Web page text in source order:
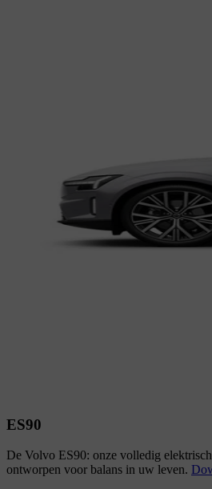
ES90
De Volvo ES90: onze volledig
ontworpen voor balans in uw leven.